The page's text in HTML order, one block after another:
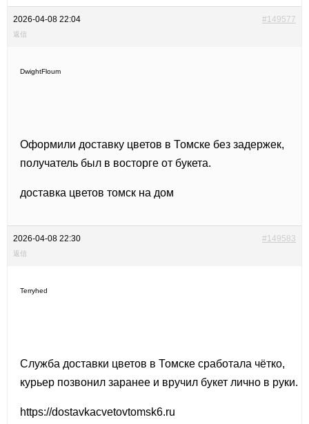
2026-04-08 22:04 #149577
返信
DwightFloum
Оформили доставку цветов в Томске без задержек,
получатель был в восторге от букета.
доставка цветов томск на дом
2026-04-08 22:30 #149583
返信
Terryhed
Служба доставки цветов в Томске сработала чётко,
курьер позвонил заранее и вручил букет лично в руки.
https://dostavkacvetovtomsk6.ru